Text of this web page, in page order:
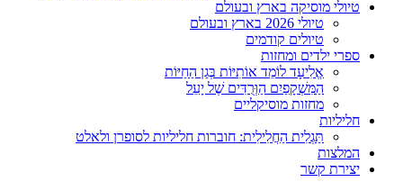
טיולי מוסיקה בארץ ובעולם
טיולי 2026 בארץ ובעולם
טיולים קודמים
ספרי ילדים ומחזות
אֱלִיעָד לוֹמֵד אוֹתִיּוֹת בְּגַן הַחַיּוֹת
הַמִּשְׁקָפַיִם הַוְּרֻדִּים שֶׁל יָעֵל
מחזות מוסיקליים
חליליות
תַּגְלִית הַחֲלִילִית: חוברות חליליות לסופרן ולאלט
המלצות
יצירת קשר